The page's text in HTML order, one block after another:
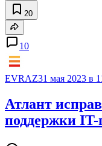
20
10
EVRAZ31 мая 2023 в
Атлант
поддержки